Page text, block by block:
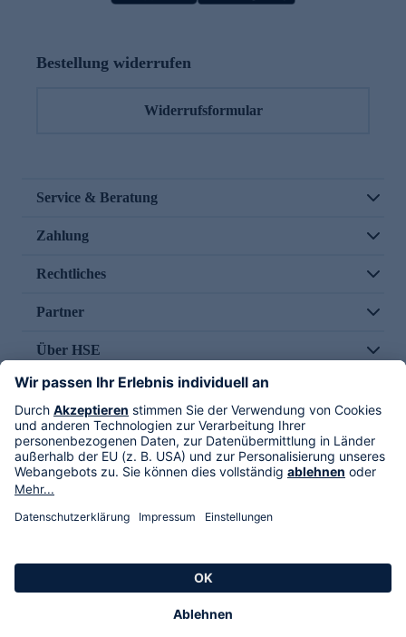
Bestellung widerrufen
Widerrufsformular
Service & Beratung
Zahlung
Rechtliches
Partner
Über HSE
Im TV
HSE International